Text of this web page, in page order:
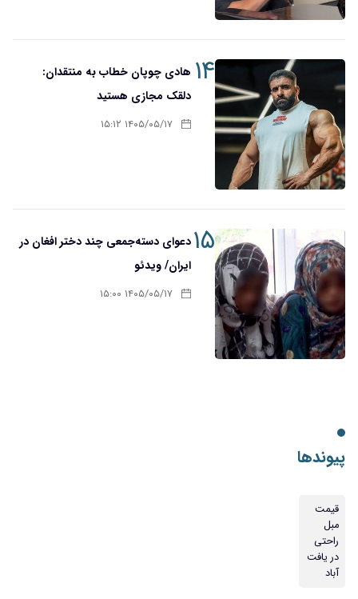
۱۴ هادی چوپان خطاب به منتقدان:
دلقک مجازی هستید
۱۴۰۵/۰۵/۱۷ ۱۵:۱۲
۱۵دعوای دسته‌جمعی چند دختر افغان در
ایران/ ویدئو
۱۴۰۵/۰۵/۱۷ ۱۵:۰۰
پیوندها
قیمت
مبل
راحتی
در یافت
آباد